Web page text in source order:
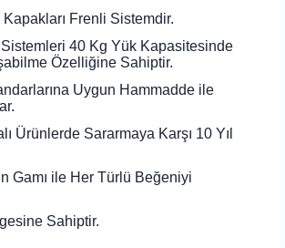
Frenli Sistemdir.
40 Kg Yük Kapasitesinde
Özelliğine Sahiptir.
Uygun Hammadde ile
Ürünlerde Sararmaya Karşı 10 Yıl
Gamı ile Her Türlü Beğeniyi
Sahiptir.